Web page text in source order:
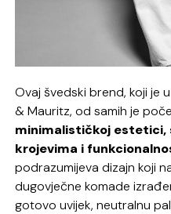
Ovaj švedski brend, koji je
& Mauritz, od samih je
minimalističkoj estetici,
krojevima i
podrazumijeva dizajn koji
dugovječne komade
gotovo uvijek, neutralnu